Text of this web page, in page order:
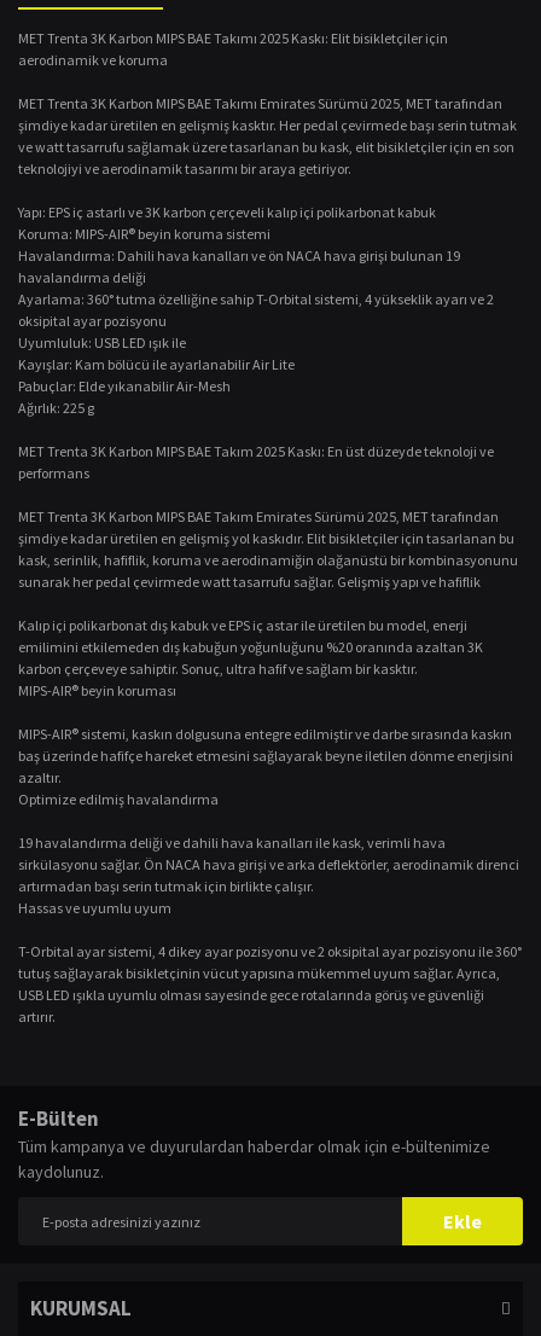
MET Trenta 3K Karbon MIPS BAE Takımı 2025 Kaskı: Elit bisikletçiler için
aerodinamik ve koruma
MET Trenta 3K Karbon MIPS BAE Takımı Emirates Sürümü 2025, MET tarafından
şimdiye kadar üretilen en gelişmiş kasktır. Her pedal çevirmede başı serin tutmak
ve watt tasarrufu sağlamak üzere tasarlanan bu kask, elit bisikletçiler için en son
teknolojiyi ve aerodinamik tasarımı bir araya getiriyor.
Yapı: EPS iç astarlı ve 3K karbon çerçeveli kalıp içi polikarbonat kabuk
Koruma: MIPS-AIR® beyin koruma sistemi
Havalandırma: Dahili hava kanalları ve ön NACA hava girişi bulunan 19
havalandırma deliği
Ayarlama: 360° tutma özelliğine sahip T-Orbital sistemi, 4 yükseklik ayarı ve 2
oksipital ayar pozisyonu
Uyumluluk: USB LED ışık ile
Kayışlar: Kam bölücü ile ayarlanabilir Air Lite
Pabuçlar: Elde yıkanabilir Air-Mesh
Ağırlık: 225 g
MET Trenta 3K Karbon MIPS BAE Takım 2025 Kaskı: En üst düzeyde teknoloji ve
performans
MET Trenta 3K Karbon MIPS BAE Takım Emirates Sürümü 2025, MET tarafından
şimdiye kadar üretilen en gelişmiş yol kaskıdır. Elit bisikletçiler için tasarlanan bu
kask, serinlik, hafiflik, koruma ve aerodinamiğin olağanüstü bir kombinasyonunu
sunarak her pedal çevirmede watt tasarrufu sağlar. Gelişmiş yapı ve hafiflik
Kalıp içi polikarbonat dış kabuk ve EPS iç astar ile üretilen bu model, enerji
emilimini etkilemeden dış kabuğun yoğunluğunu %20 oranında azaltan 3K
karbon çerçeveye sahiptir. Sonuç, ultra hafif ve sağlam bir kasktır.
MIPS-AIR® beyin koruması
MIPS-AIR® sistemi, kaskın dolgusuna entegre edilmiştir ve darbe sırasında kaskın
baş üzerinde hafifçe hareket etmesini sağlayarak beyne iletilen dönme enerjisini
azaltır.
Optimize edilmiş havalandırma
19 havalandırma deliği ve dahili hava kanalları ile kask, verimli hava
sirkülasyonu sağlar. Ön NACA hava girişi ve arka deflektörler, aerodinamik direnci
artırmadan başı serin tutmak için birlikte çalışır.
Hassas ve uyumlu uyum
T-Orbital ayar sistemi, 4 dikey ayar pozisyonu ve 2 oksipital ayar pozisyonu ile 360°
tutuş sağlayarak bisikletçinin vücut yapısına mükemmel uyum sağlar. Ayrıca,
USB LED ışıkla uyumlu olması sayesinde gece rotalarında görüş ve güvenliği
artırır.
iletebilirsiniz.
Görüş ve önerileriniz için teşekkür ederiz.
Ürün fiyatı diğer sitelerden daha pahalı.
E-Bülten
Tüm kampanya ve duyurulardan haberdar olmak için e-bültenimize
kaydolunuz.
Ekle
KURUMSAL